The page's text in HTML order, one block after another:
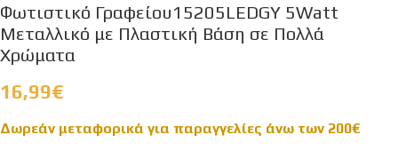
Φωτιστικό Γραφείου15205LEDGY 5Watt
Μεταλλικό με Πλαστική Βάση σε Πολλά
Χρώματα
16,99€
Δωρεάν μεταφορικά για παραγγελίες άνω των 200€